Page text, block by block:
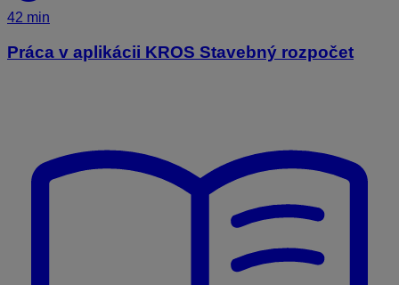
42 min
Práca v aplikácii KROS Stavebný rozpočet